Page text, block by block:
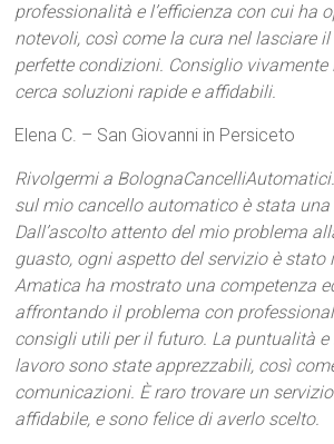
professionalità e l’efficienza con cui ha
notevoli, così come la cura nel lasciare
perfette condizioni. Consiglio vivamente
cerca soluzioni rapide e affidabili.
Elena C. – San Giovanni in Persiceto
Rivolgermi a
sul mio cancello automatico è stata una
Dall’ascolto attento del mio problema
guasto, ogni aspetto del servizio è stato
Amatica ha mostrato una competenza
affrontando il problema con
consigli utili per il futuro. La puntualità e
lavoro sono state apprezzabili, così
comunicazioni. È raro trovare un
affidabile, e sono felice di averlo scelto.